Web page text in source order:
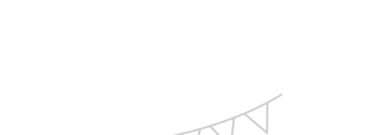
3・4階建て 平屋